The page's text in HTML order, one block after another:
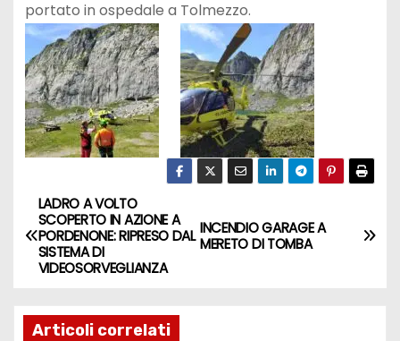
portato in ospedale a Tolmezzo.
INCENDIO GARAGE A
MERETO DI TOMBA
LADRO A VOLTO
SCOPERTO IN AZIONE A
PORDENONE: RIPRESO DAL
SISTEMA DI
VIDEOSORVEGLIANZA
Articoli correlati